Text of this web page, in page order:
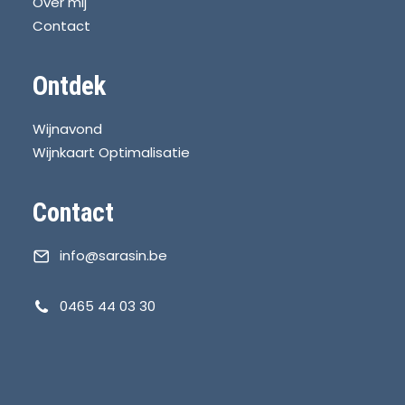
Contact
Ontdek
Wijnavond
Wijnkaart Optimalisatie
Contact
info@sarasin.be
0465 44 03 30